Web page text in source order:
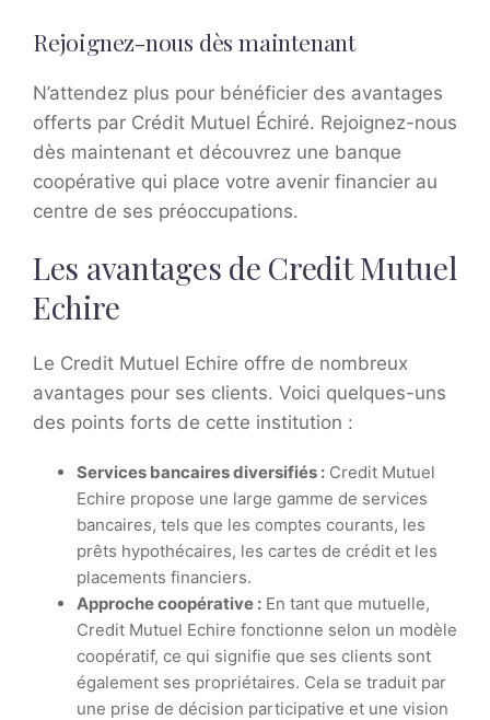
Rejoignez-nous dès maintenant
N’attendez plus pour bénéficier des avantages
offerts par Crédit Mutuel Échiré. Rejoignez-nous
dès maintenant et découvrez une banque
coopérative qui place votre avenir financier au
centre de ses préoccupations.
Les avantages de Credit Mutuel
Echire
Le Credit Mutuel Echire offre de nombreux
avantages pour ses clients. Voici quelques-uns
des points forts de cette institution :
Services bancaires diversifiés : Credit Mutuel
Echire propose une large gamme de services
bancaires, tels que les comptes courants, les
prêts hypothécaires, les cartes de crédit et les
placements financiers.
Approche coopérative : En tant que mutuelle,
Credit Mutuel Echire fonctionne selon un modèle
coopératif, ce qui signifie que ses clients sont
également ses propriétaires. Cela se traduit par
une prise de décision participative et une vision